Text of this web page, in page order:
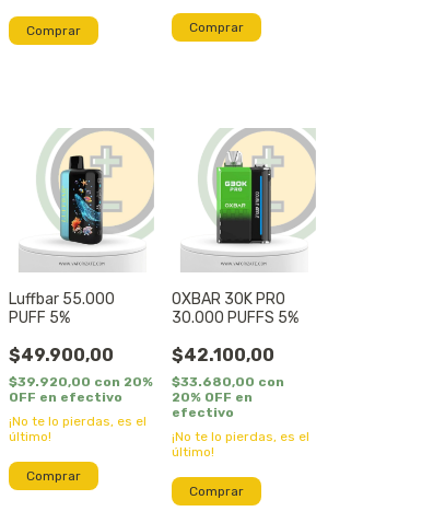
Comprar Comprar
Luffbar 55.000
PUFF 5%
$49.900,00
$39.920,00 con 20%
OFF en efectivo
¡No te lo pierdas, es el
último!
Comprar
OXBAR 30K PRO
30.000 PUFFS 5%
$42.100,00
$33.680,00 con
20% OFF en
efectivo
¡No te lo pierdas, es el
último!
Comprar